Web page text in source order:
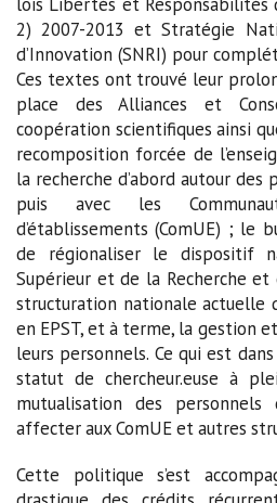
2) 2007-2013 et Stratégie
d’Innovation (SNRI) pour
Ces textes ont trouvé leur
place des Alliances et
coopération scientifiques ainsi
recomposition forcée de
la recherche d’abord autour des
puis avec les
d’établissements (ComUE) ; le
de régionaliser le dispositif
Supérieur et de la Recherche
structuration nationale actuelle
en EPST, et à terme, la gestion
leurs personnels. Ce qui est
statut de chercheur.euse à
mutualisation des
affecter aux ComUE et autres
Cette politique s’est